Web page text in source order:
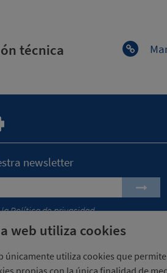
técnica
newsletter
laPolítica de privacidad
web utiliza cookies
únicamente utiliza cookies que
propias con la única finalidad de